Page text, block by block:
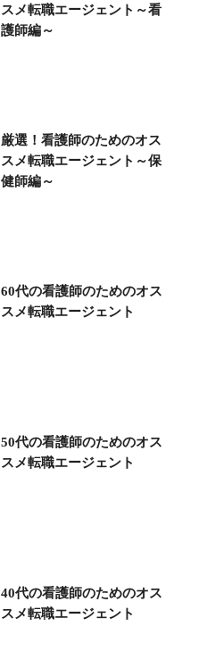
スメ転職エージェント～看
護師編～
厳選！看護師のためのオス
スメ転職エージェント～保
健師編～
60代の看護師のためのオス
スメ転職エージェント
50代の看護師のためのオス
スメ転職エージェント
40代の看護師のためのオス
スメ転職エージェント